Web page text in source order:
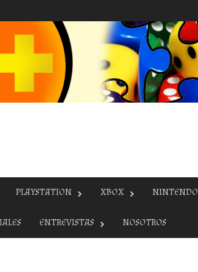
PLAYSTATION XBOX NINTENDO
ENTREVISTAS NOSOTROS